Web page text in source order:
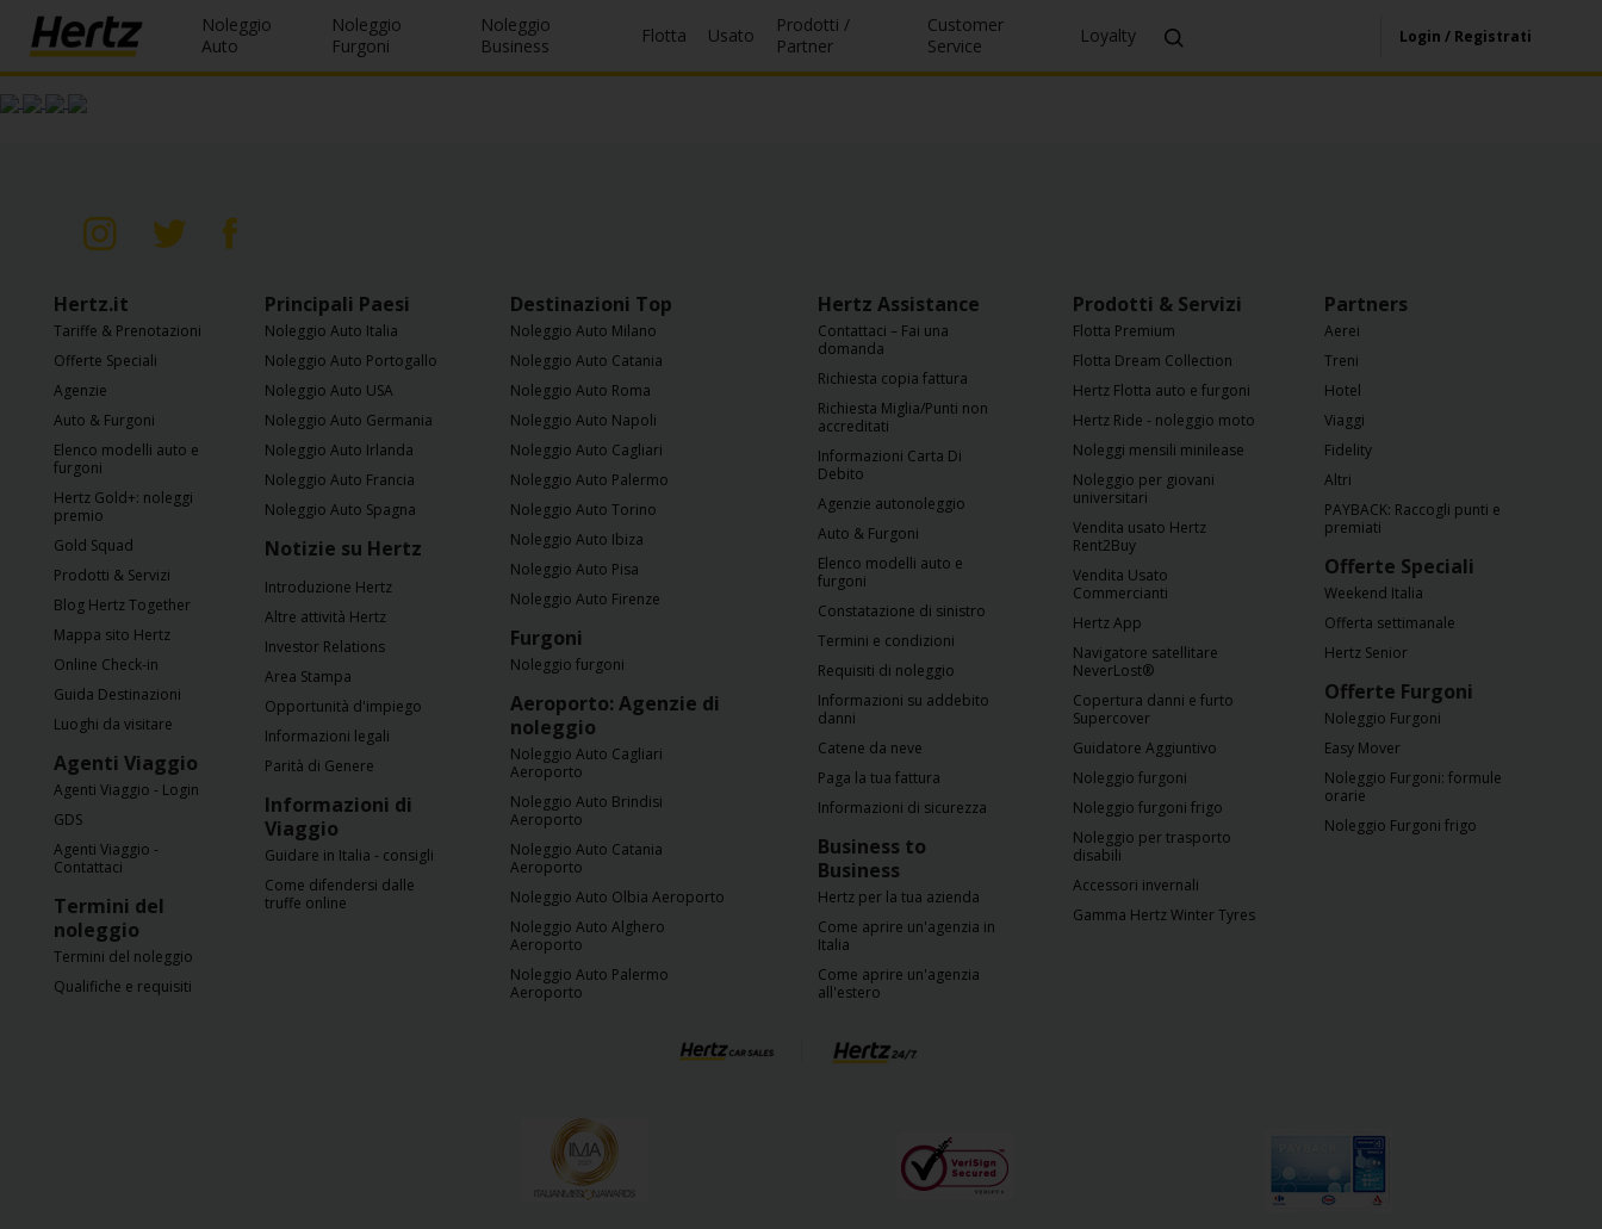
Noleggio
Auto
Noleggio
Furgoni
Noleggio
Business
Flotta Usato
Prodotti /
Partner
Customer
Service
Loyalty Login / Registrati
Menu
Prenotazioni
Agenzie
Iscriviti
Gratis
IT/IT
Noleggio
Auto
Noleggio
Furgoni
Noleggio
Business
Flotta
Usato
Partner
Customer
Hertz.it
Tariffe & Prenotazioni
Offerte Speciali
Agenzie
Auto & Furgoni
Elenco modelli auto e
furgoni
Hertz Gold+: noleggi
premio
Gold Squad
Prodotti & Servizi
Blog Hertz Together
Mappa sito Hertz
Online Check-in
Guida Destinazioni
Luoghi da visitare
Agenti Viaggio
Agenti Viaggio - Login
GDS
Agenti Viaggio -
Contattaci
Termini del
noleggio
Termini del noleggio
Qualifiche e requisiti
Principali Paesi
Noleggio Auto Italia
Noleggio Auto Portogallo
Noleggio Auto USA
Noleggio Auto Germania
Noleggio Auto Irlanda
Noleggio Auto Francia
Noleggio Auto Spagna
Notizie su Hertz
Introduzione Hertz
Altre attività Hertz
Investor Relations
Area Stampa
Opportunità d'impiego
Informazioni legali
Parità di Genere
Informazioni di
Viaggio
Guidare in Italia - consigli
Come difendersi dalle
truffe online
Destinazioni Top
Noleggio Auto Milano
Noleggio Auto Catania
Noleggio Auto Roma
Noleggio Auto Napoli
Noleggio Auto Cagliari
Noleggio Auto Palermo
Noleggio Auto Torino
Noleggio Auto Ibiza
Noleggio Auto Pisa
Noleggio Auto Firenze
Furgoni
Noleggio furgoni
Aeroporto: Agenzie di
noleggio
Noleggio Auto Cagliari
Aeroporto
Noleggio Auto Brindisi
Aeroporto
Noleggio Auto Catania
Aeroporto
Noleggio Auto Olbia Aeroporto
Noleggio Auto Alghero
Aeroporto
Noleggio Auto Palermo
Aeroporto
Hertz Assistance
Contattaci – Fai una
domanda
Richiesta copia fattura
Richiesta Miglia/Punti non
accreditati
Informazioni Carta Di
Debito
Agenzie autonoleggio
Auto & Furgoni
Elenco modelli auto e
furgoni
Constatazione di sinistro
Termini e condizioni
Requisiti di noleggio
Informazioni su addebito
danni
Catene da neve
Paga la tua fattura
Informazioni di sicurezza
Business to
Business
Hertz per la tua azienda
Come aprire un'agenzia in
Italia
Come aprire un'agenzia
all'estero
Prodotti & Servizi
Flotta Premium
Flotta Dream Collection
Hertz Flotta auto e furgoni
Hertz Ride - noleggio moto
Noleggi mensili minilease
Noleggio per giovani
universitari
Vendita usato Hertz
Rent2Buy
Vendita Usato
Commercianti
Hertz App
Navigatore satellitare
NeverLost®
Copertura danni e furto
Supercover
Guidatore Aggiuntivo
Noleggio furgoni
Noleggio furgoni frigo
Noleggio per trasporto
disabili
Accessori invernali
Gamma Hertz Winter Tyres
Partners
Aerei
Treni
Hotel
Viaggi
Fidelity
Altri
PAYBACK: Raccogli punti e
premiati
Offerte Speciali
Weekend Italia
Offerta settimanale
Hertz Senior
Offerte Furgoni
Noleggio Furgoni
Easy Mover
Noleggio Furgoni: formule
orarie
Noleggio Furgoni frigo